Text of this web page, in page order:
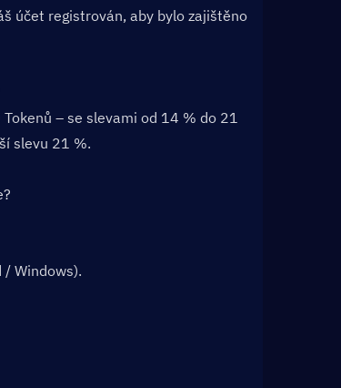
účet registrován, aby bylo zajištěno
– se slevami od 14 % do 21
slevu 21 %.
Windows).